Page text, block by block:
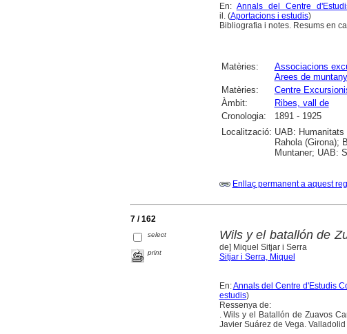
En: Annals del Centre
il. (Aportacions i estudis)
Bibliografia i notes. Resums en
Matèries: Associacions
Arees de
Matèries:
Centre
Àmbit:
Ribes, vall de
Cronologia:
1891 - 1925
Localització: UAB:
Rahola (Girona);
Muntaner; UAB:
Enllaç permanent a aquest
7 / 162
select
print
Wils y el batallón de
de] Miquel Sitjar i Serra
Sitjar i Serra, Miquel
En:Annals del Centre d'Estudis
estudis)
Ressenya de:
. Wils y el Batallón de Zuavos
Javier Suárez de Vega.